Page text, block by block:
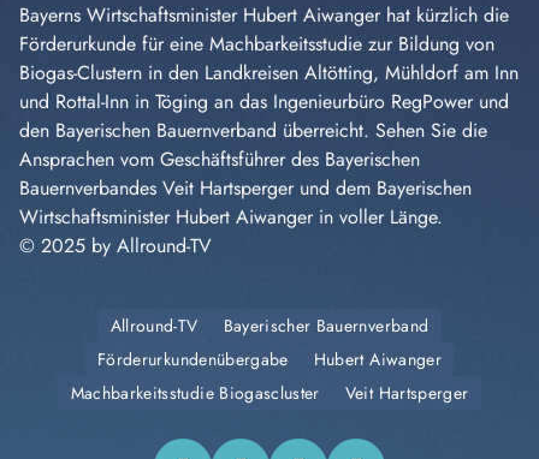
Bayerns Wirtschaftsminister Hubert Aiwanger hat kürzlich die
Förderurkunde für eine Machbarkeitsstudie zur Bildung von
Biogas-Clustern in den Landkreisen Altötting, Mühldorf am Inn
und Rottal-Inn in Töging an das Ingenieurbüro RegPower und
den Bayerischen Bauernverband überreicht. Sehen Sie die
Ansprachen vom Geschäftsführer des Bayerischen
Bauernverbandes Veit Hartsperger und dem Bayerischen
Wirtschaftsminister Hubert Aiwanger in voller Länge.
© 2025 by Allround-TV
Allround-TV
Bayerischer Bauernverband
Förderurkundenübergabe
Hubert Aiwanger
Machbarkeitsstudie Biogascluster
Veit Hartsperger